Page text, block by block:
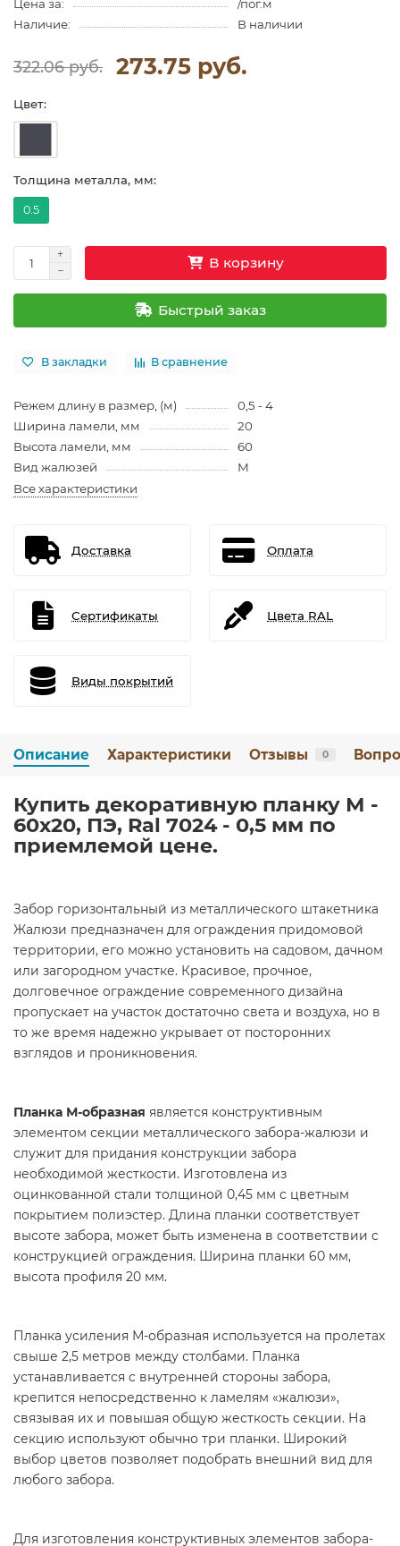
Цена за:
/пог.м
Наличие:
В наличии
322.06 руб. 273.75 руб.
Цвет:
Толщина металла, мм:
0.5
В корзину
Быстрый заказ
В закладки В сравнение
Режем длину в размер, (м)
0,5 - 4
Ширина ламели, мм
20
Высота ламели, мм
60
Вид жалюзей
М
Все характеристики
Доставка Оплата
Сертификаты Цвета RAL
Виды покрытий
Описание Характеристики Отзывы 0
Купить декоративную планку М -
60х20, ПЭ, Ral 7024 - 0,5 мм по
приемлемой цене.
Забор горизонтальный из металлического штакетника
Жалюзи предназначен для ограждения придомовой
территории, его можно установить на садовом, дачном
или загородном участке. Красивое, прочное,
долговечное ограждение современного дизайна
пропускает на участок достаточно света и воздуха, но в
то же время надежно укрывает от посторонних
взглядов и проникновения.
Планка М-образная является конструктивным
элементом секции металлического забора-жалюзи и
служит для придания конструкции забора
необходимой жесткости. Изготовлена из
оцинкованной стали толщиной 0,45 мм с цветным
покрытием полиэстер. Длина планки соответствует
высоте забора, может быть изменена в соответствии с
конструкцией ограждения. Ширина планки 60 мм,
высота профиля 20 мм.
Планка усиления М-образная используется на пролетах
свыше 2,5 метров между столбами. Планка
устанавливается с внутренней стороны забора,
крепится непосредственно к ламелям «жалюзи»,
связывая их и повышая общую жесткость секции. На
секцию используют обычно три планки. Широкий
выбор цветов позволяет подобрать внешний вид для
любого забора.
Для изготовления конструктивных элементов забора-